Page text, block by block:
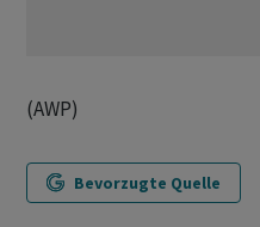
(AWP)
Bevorzugte Quelle